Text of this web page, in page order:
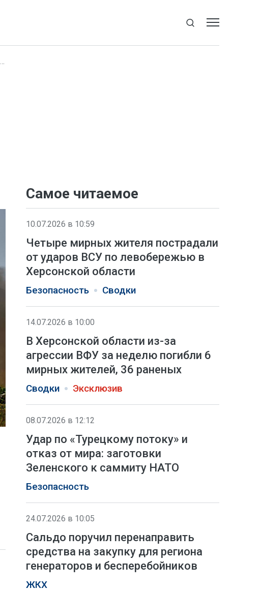
Самое читаемое
10.07.2026 в 10:59
Четыре мирных жителя пострадали
от ударов ВСУ по левобережью в
Херсонской области
Безопасность Сводки
14.07.2026 в 10:00
В Херсонской области из-за
агрессии ВФУ за неделю погибли 6
мирных жителей, 36 раненых
Сводки Эксклюзив
08.07.2026 в 12:12
Удар по «Турецкому потоку» и
отказ от мира: заготовки
Зеленского к саммиту НАТО
Безопасность
24.07.2026 в 10:05
Сальдо поручил перенаправить
средства на закупку для региона
генераторов и бесперебойников
ЖКХ